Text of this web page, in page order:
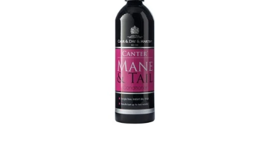
TRENSER & TILBEHØR
SADLER & TILBEHØR
DÆKKENER & TILBEHØR
RIDEBUKSER & LEGGINS
TRØJER, BLUSER & T-SHIRTS
JAKKER & VESTE
PLEJE & STALD
STRIGLER & TILBEHØR
STRIGLEKASSER & STALDSKABE
TRAV & GALOP
SEJRSDÆKKENER
KRAFFT FODER